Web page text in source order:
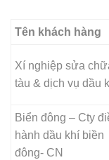
Tên khách hàng
Xí nghiệp sửa
tàu & dịch vụ dầu
Biển đông – Cty
hành dầu khí biền
đông- CN